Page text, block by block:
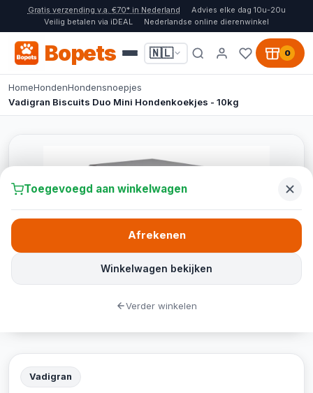
Gratis verzending v.a. €70* in Nederland
Advies elke dag 10u-20u
Veilig betalen via iDEAL
Nederlandse online dierenwinkel
Bopets 🇳🇱 0
HomeHondenHondensnoepjes
Vadigran Biscuits Duo Mini Hondenkoekjes - 10kg
Vadigran
Toegevoegd aan winkelwagen
Winkelwagen bekijken
Afrekenen
Verder winkelen